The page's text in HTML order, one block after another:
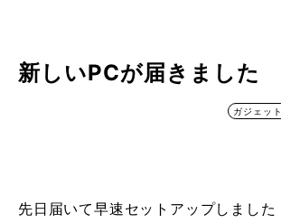
新しいPCが届きました
ガジェット
先日届いて早速セットアップしました